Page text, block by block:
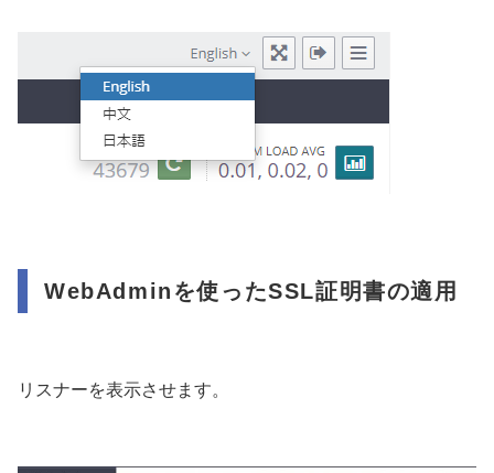
WebAdminを使ったSSL証明書の適用
リスナーを表示させます。